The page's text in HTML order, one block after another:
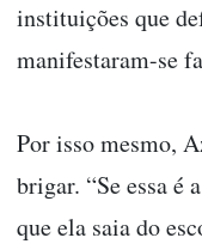
instituições que
manifestaram-se
Por isso mesmo,
brigar. “Se essa é
que ela saia do